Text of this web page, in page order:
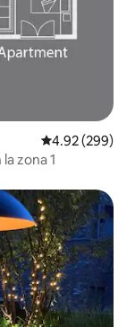
Calificación
4.92 (299)
zona 1